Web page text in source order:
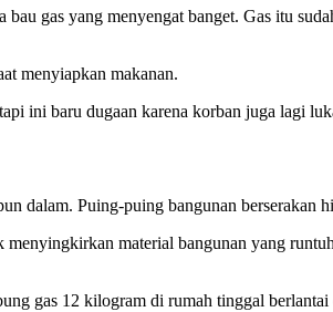
gas yang menyengat banget. Gas itu
menyiapkan makanan.
ini baru dugaan karena korban juga lagi
dalam. Puing-puing bangunan berserakan
menyingkirkan material bangunan yang
gas 12 kilogram di rumah tinggal